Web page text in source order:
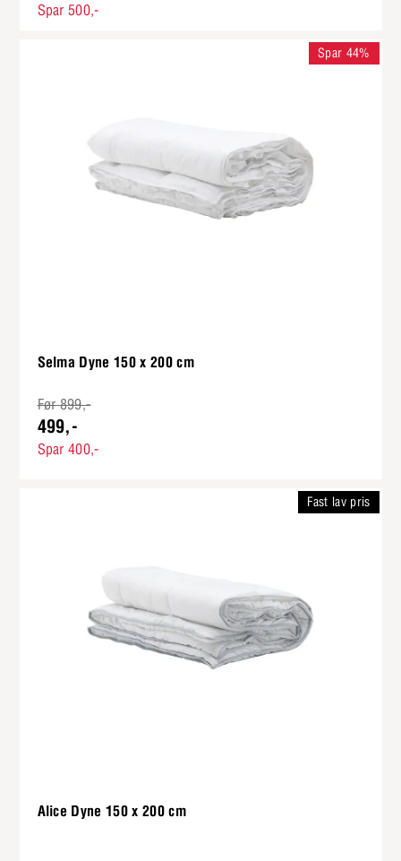
Spar 500,-
Selma Dyne 150 x 200 cm
Spar 44%
Før 899,-
499,-
Spar 400,-
Alice Dyne 150 x 200 cm
Fast lav pris